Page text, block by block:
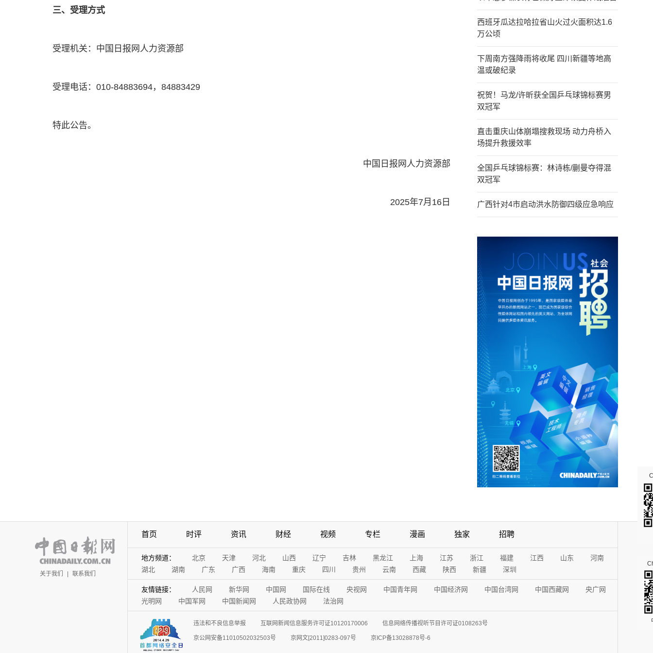
三、受理方式
受理机关：中国日报网人力资源部
受理电话：010-84883694，84883429
特此公告。
中国日报网人力资源部
2025年7月16日
西班牙瓜达拉哈拉省山火过火面积达1.6
万公顷
下周南方强降雨将收尾 四川新疆等地高
温或破纪录
祝贺！马龙/许昕获全国乒乓球锦标赛男
双冠军
直击重庆山体崩塌搜救现场 动力舟桥入
场提升救援效率
全国乒乓球锦标赛：林诗栋/蒯曼夺得混
双冠军
广西针对4市启动洪水防御四级应急响应
关于我们 | 联系我们
首页 时评 资讯 财经 视频 专栏 漫画 独家 招聘
地方频道： 北京 天津 河北 山西 辽宁 吉林 黑龙江 上海 江苏 浙江 福建 江西 山东
河南
湖北
湖南 广东 广西 海南 重庆 四川 贵州 云南 西藏 陕西 新疆 深圳
友情链接： 人民网 新华网 中国网 国际在线 央视网 中国青年网 中国经济网 中国台湾网 中国西藏网
央广网
光明网
中国军网 中国新闻网 人民政协网 法治网
违法和不良信息举报 互联网新闻信息服务许可证10120170006 信息网络传播视听节目许可证0108263号
京公网安备11010502032503号 京网文[2011]0283-097号 京ICP备13028878号-6